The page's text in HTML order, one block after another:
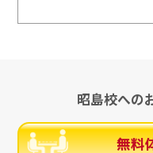
昭島校への
無料